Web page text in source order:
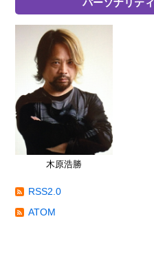
パーソナリティ
木原浩勝
RSS2.0
ATOM